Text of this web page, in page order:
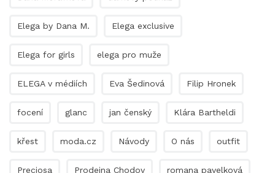
Elega by Dana M. Elega exclusive
Elega for girls elega pro muže
ELEGA v médiích Eva Šedinová Filip Hronek
focení glanc jan čenský Klára Bartheldi
křest moda.cz Návody O nás outfit
Preciosa Prodejna Chodov romana pavelková